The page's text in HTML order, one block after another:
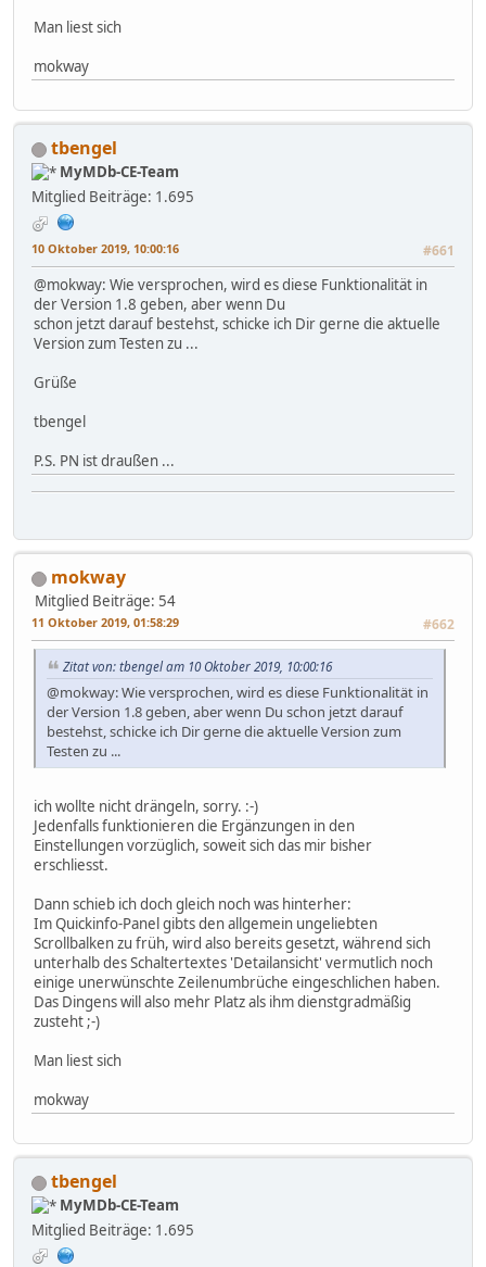
Man liest sich
mokway
tbengel
MyMDb-CE-Team
Mitglied Beiträge: 1.695
10 Oktober 2019, 10:00:16 #661
@mokway: Wie versprochen, wird es diese Funktionalität in
der Version 1.8 geben, aber wenn Du
schon jetzt darauf bestehst, schicke ich Dir gerne die aktuelle
Version zum Testen zu ...
Grüße
tbengel
P.S. PN ist draußen ...
mokway
Mitglied Beiträge: 54
11 Oktober 2019, 01:58:29 #662
Zitat von: tbengel am 10 Oktober 2019, 10:00:16
@mokway: Wie versprochen, wird es diese Funktionalität in
der Version 1.8 geben, aber wenn Du schon jetzt darauf
bestehst, schicke ich Dir gerne die aktuelle Version zum
Testen zu ...
ich wollte nicht drängeln, sorry. :-)
Jedenfalls funktionieren die Ergänzungen in den
Einstellungen vorzüglich, soweit sich das mir bisher
erschliesst.
Dann schieb ich doch gleich noch was hinterher:
Im Quickinfo-Panel gibts den allgemein ungeliebten
Scrollbalken zu früh, wird also bereits gesetzt, während sich
unterhalb des Schaltertextes 'Detailansicht' vermutlich noch
einige unerwünschte Zeilenumbrüche eingeschlichen haben.
Das Dingens will also mehr Platz als ihm dienstgradmäßig
zusteht ;-)
Man liest sich
mokway
tbengel
MyMDb-CE-Team
Mitglied Beiträge: 1.695